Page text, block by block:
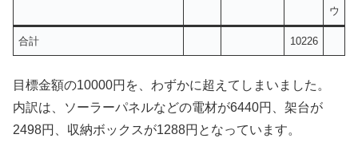
ウ
合計 10226
目標金額の10000円を、わずかに超えてしまいました。
内訳は、ソーラーパネルなどの電材が6440円、架台が
2498円、収納ボックスが1288円となっています。